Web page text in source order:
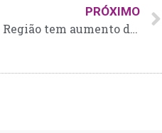
PRÓXIMO
Região tem aumento de cerca de 25% no número de bares e restaurantes, segundo o Sehal